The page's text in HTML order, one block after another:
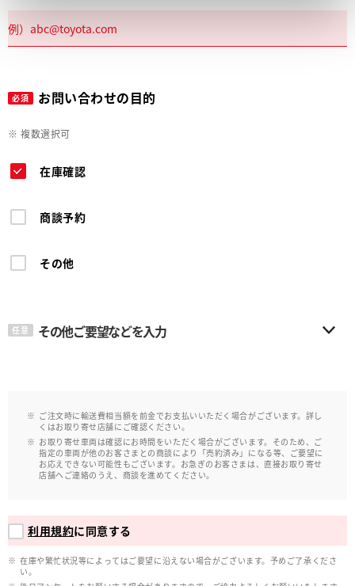
必須 お問い合わせの目的
※ 複数選択可
在庫確認
商談予約
その他
任意 その他ご要望などを入力
ご注文時に輸送費相当額を前金でお支払いいただく場合がございます。詳し
くはお取り寄せ店舗にご確認ください。
お取り寄せ車両は確認にお時間をいただく場合がございます。そのため、ご
指定の車両が他のお客さまとの商談により「売約済み」になる等、ご要望に
お応えできない可能性もございます。お急ぎのお客さまは、直接お取り寄せ
店舗へご連絡のうえ、商談を進めてください。
利用規約に同意する
在庫や繁忙状況等によってはご要望に沿えない場合がございます。予めご了承くださ
い。